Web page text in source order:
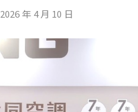
2026 年 4 月 10 日